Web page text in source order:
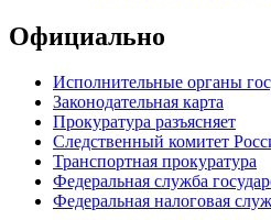
Официально
Исполнительные органы
Законодательная карта
Прокуратура разъясняет
Следственный комитет
Транспортная прокуратура
Федеральная служба
Федеральная налоговая